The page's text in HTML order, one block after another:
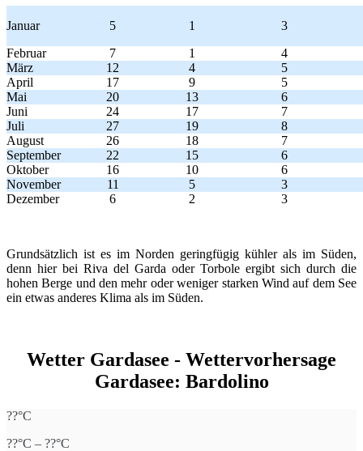
Januar 5 1
3
Februar
7 1
4
März
12 4
5
April
17 9
5
Mai
20 13
6
Juni
24 17
7
Juli
27 19
8
August
26 18
7
September
22 15
6
Oktober
16 10
6
November
11 5
3
Dezember
6 2 3
Grundsätzlich ist es im Norden geringfügig kühler als im Süden,
denn hier bei Riva del Garda oder Torbole ergibt sich durch die
hohen Berge und den mehr oder weniger starken Wind auf dem See
ein etwas anderes Klima als im Süden.
Wetter Gardasee - Wettervorhersage
Gardasee: Bardolino
??°C
??°C – ??°C